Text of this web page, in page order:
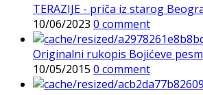
TERAZIJE - priča iz starog
10/06/2023 0 comment
Originalni rukopis Bojićeve
10/05/2015 0 comment